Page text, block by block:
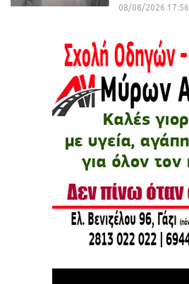
08/08/2026 17:56